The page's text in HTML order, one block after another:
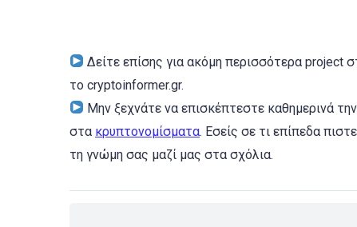
Δείτε επίσης για ακόμη περισσότερα project
το cryptoinformer.gr.
Μην ξεχνάτε να επισκέπτεστε καθημερινά
στα κρυπτονομίσματα. Εσείς σε τι επίπεδα
τη γνώμη σας μαζί μας στα σχόλια.